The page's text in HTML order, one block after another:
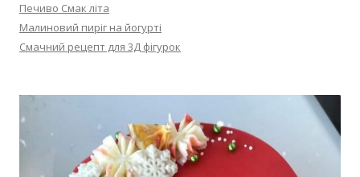
Печиво Смак літа
Малиновий пиріг на йогурті
Смачний рецепт для 3Д фігурок